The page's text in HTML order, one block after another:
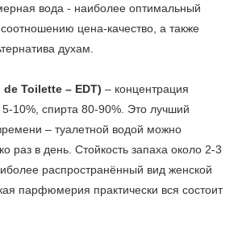
вода - наиболее оптимальный
цена-качество, а также
духам.
de Toilette – EDT) – концентрация
10%, спирта 80-90%. Это лучший
– туалетной водой можно
раз в день. Стойкость запаха около 2-3
распространённый вид женской
парфюмерия практически вся состоит